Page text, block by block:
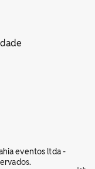
eventos ltda -